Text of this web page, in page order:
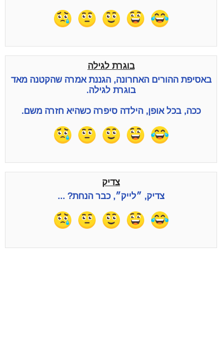
בוגרת לגילה
באסיפת ההורים האחרונה, הגננת אמרה שהקטנה מאד
בוגרת לגילה.
ככה, בכל אופן, הילדה סיפרה כשהיא חזרה משם.
צדיק
צדיק, ״לייק״, כבר הנחת? ...